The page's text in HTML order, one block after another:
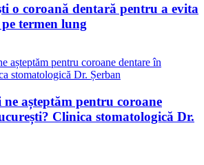
o coroană dentară pentru a evita
termen lung
așteptăm pentru coroane
Clinica stomatologică Dr.